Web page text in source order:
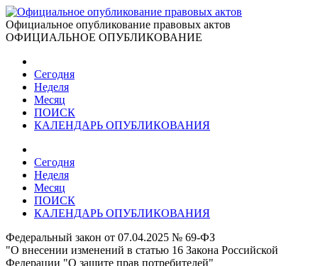
Официальное опубликование правовых актов
ОФИЦИАЛЬНОЕ ОПУБЛИКОВАНИЕ
Сегодня
Неделя
Месяц
ПОИСК
КАЛЕНДАРЬ ОПУБЛИКОВАНИЯ
Сегодня
Неделя
Месяц
ПОИСК
КАЛЕНДАРЬ ОПУБЛИКОВАНИЯ
Федеральный закон от 07.04.2025 № 69-ФЗ
"О внесении изменений в статью 16 Закона Российской
Федерации "О защите прав потребителей"